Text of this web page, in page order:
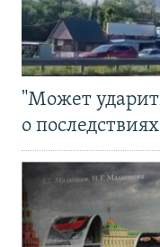
"Может
о